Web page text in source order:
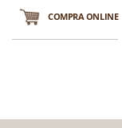
COMPRA ONLINE